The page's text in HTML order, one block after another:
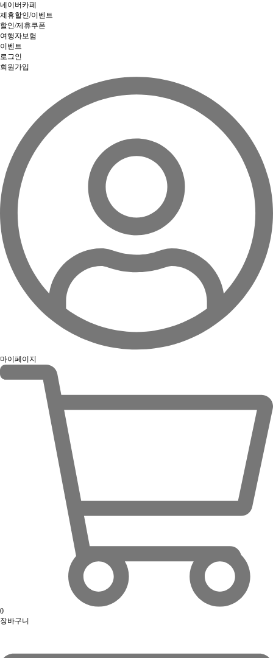
네이버카페
제휴할인/이벤트
할인/제휴쿠폰
여행자보험
이벤트
로그인
회원가입
마이페이지
0
장바구니